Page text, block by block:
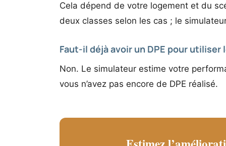
Cela dépend de votre logement et du
deux classes selon les cas ; le
Faut-il déjà avoir un DPE pour utiliser
Non. Le simulateur estime votre
vous n’avez pas encore de DPE réalisé.